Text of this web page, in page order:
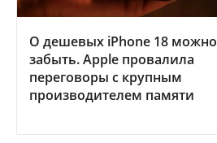
О дешевых iPhone 18 можно
забыть. Apple провалила
переговоры с крупным
производителем памяти